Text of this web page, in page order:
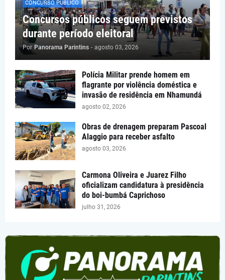
CONCURSO PÚBLICO
Concursos públicos seguem previstos
durante período eleitoral
Por Panorama Parintins - agosto 03, 2026
Polícia Militar prende homem em
flagrante por violência doméstica e
invasão de residência em Nhamundá
agosto 02, 2026
Obras de drenagem preparam Pascoal
Alaggio para receber asfalto
agosto 03, 2026
Carmona Oliveira e Juarez Filho
oficializam candidatura à presidência
do boi-bumbá Caprichoso
julho 31, 2026